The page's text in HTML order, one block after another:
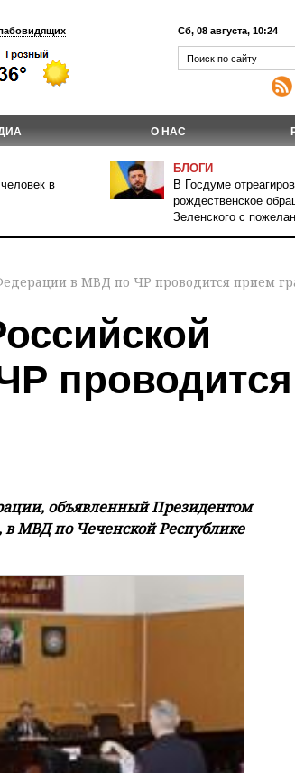
Сб, 08 августа, 10:24
О НАС
в
БЛОГИ
В Госдуме
рождественское
Зеленского с
в МВД по ЧР проводится прием
проводится
объявленный Президентом
МВД по Чеченской Республике